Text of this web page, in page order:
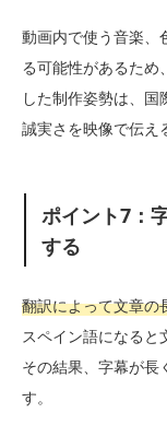
動画内で使う音楽、
る可能性があるため
した制作姿勢は、
誠実さを映像で伝え
ポイント7：
する
翻訳によって文章の
スペイン語になると
その結果、字幕が長
す。